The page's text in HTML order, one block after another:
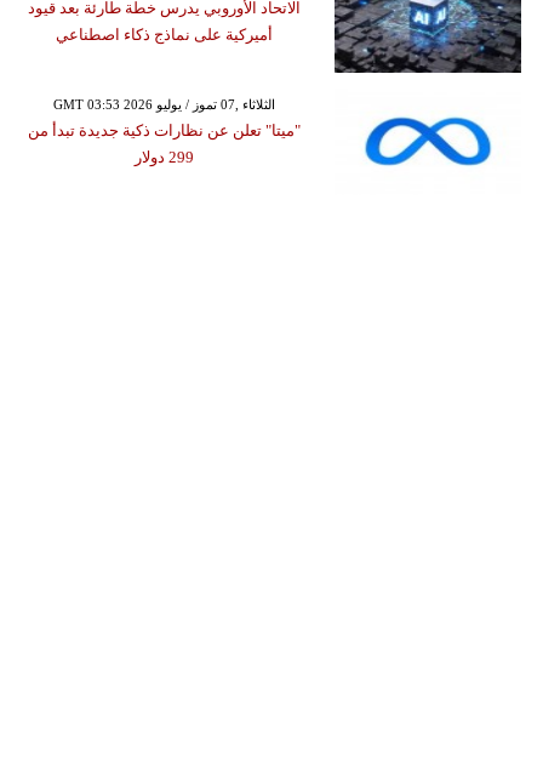
الاتحاد الأوروبي يدرس خطة طارئة بعد قيود
أميركية على نماذج ذكاء اصطناعي
GMT 03:53 2026 الثلاثاء ,07 تموز / يوليو
"ميتا" تعلن عن نظارات ذكية جديدة تبدأ من
299 دولار